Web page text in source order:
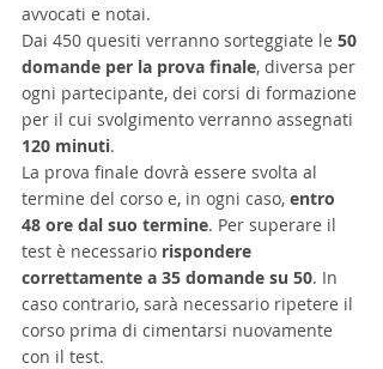
avvocati e notai.
Dai 450 quesiti verranno sorteggiate le 50
domande per la prova finale, diversa per
ogni partecipante, dei corsi di formazione
per il cui svolgimento verranno assegnati
120 minuti.
La prova finale dovrà essere svolta al
termine del corso e, in ogni caso, entro
48 ore dal suo termine. Per superare il
test è necessario rispondere
correttamente a 35 domande su 50. In
caso contrario, sarà necessario ripetere il
corso prima di cimentarsi nuovamente
con il test.